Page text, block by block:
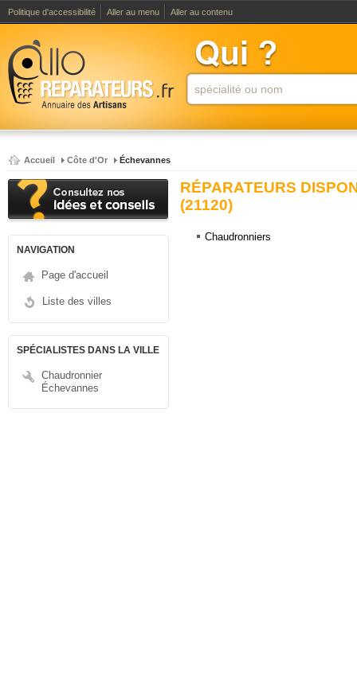
Politique d'accessibilité Aller au menu Aller au contenu
Accueil Côte d'Or Échevannes
NAVIGATION
Page d'accueil
Liste des villes
SPÉCIALISTES DANS LA VILLE
Chaudronnier
Échevannes
RÉPARATEURS
(21120)
Chaudronniers